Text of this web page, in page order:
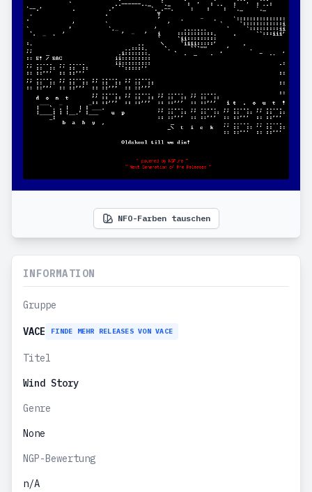
NFO-Farben tauschen
INFORMATION
Gruppe
VACE FINDE MEHR RELEASES VON VACE
Titel
Wind Story
Genre
None
NGP-Bewertung
n/A